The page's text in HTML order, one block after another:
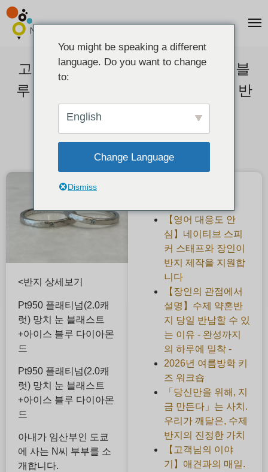
고객의 소리】매트 처리된 아이스 블
루 다이아몬드가 반짝이는 망치 눈 반
2022-09-18
<반지 상세보기
Pt950 플래티넘(2.0캐
럿) 망치 눈 블래스트
+아이스 블루 다이아몬
드
Pt950 플래티넘(2.0캐
럿) 망치 눈 블래스트
+아이스 블루 다이아몬
드
아내가 임산부인 도쿄
에 사는 N씨 부부를 소
개합니다.
【영어 대응도 안
심】네이티브 스피
커 스태프와 장인이
반지 제작을 지원합
니다
【장인의 관점에서
설명】수제 약혼반
지 당일 반납할 수 있
는 이유 - 완성까지
의 하루에 밀착 -
2026년 여름방학 키
즈 워크숍
「당신만을 위해, 지
금 만든다」는 사치.
우리가 깨달은, 수제
반지의 진정한 가치
【고객님의 이야
기】애견과의 매일.
You might be speaking a different
language. Do you want to change
to:
English
Change Language
Dismiss